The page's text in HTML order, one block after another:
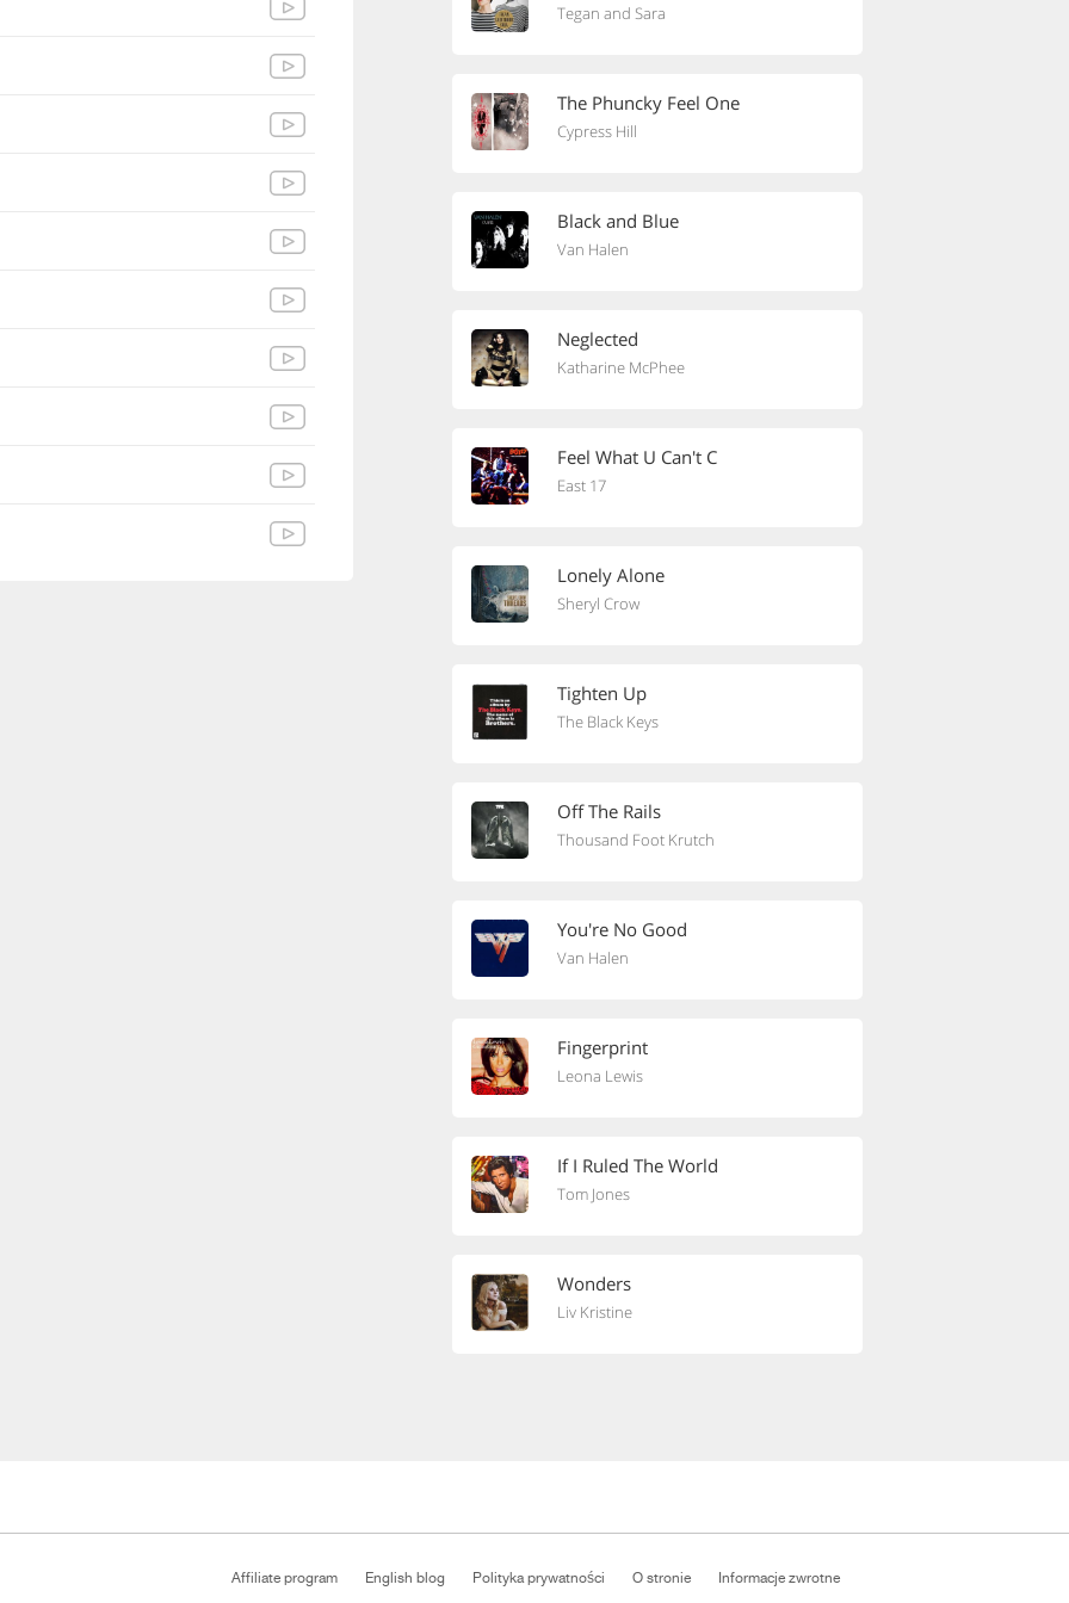
Tegan and Sara
The Phuncky Feel One
Cypress Hill
Black and Blue
Van Halen
Neglected
Katharine McPhee
Feel What U Can't C
East 17
Lonely Alone
Sheryl Crow
Tighten Up
The Black Keys
Off The Rails
Thousand Foot Krutch
You're No Good
Van Halen
Fingerprint
Leona Lewis
If I Ruled The World
Tom Jones
Wonders
Liv Kristine
Affiliate program English blog Polityka prywatności O stronie Informacje zwrotne